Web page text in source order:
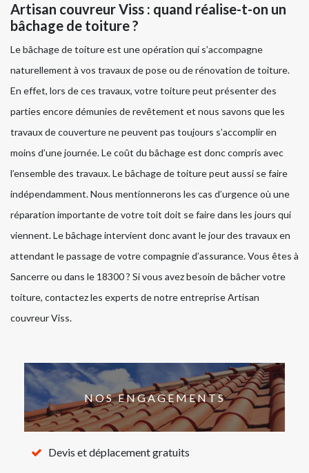
Artisan couvreur Viss : quand réalise-t-on un
bâchage de toiture ?
Le bâchage de toiture est une opération qui s’accompagne
naturellement à vos travaux de pose ou de rénovation de toiture.
En effet, lors de ces travaux, votre toiture peut présenter des
parties encore démunies de revêtement et nous savons que les
travaux de couverture ne peuvent pas toujours s’accomplir en
moins d’une journée. Le coût du bâchage est donc compris avec
l’ensemble des travaux. Le bâchage de toiture peut aussi se faire
indépendamment. Nous mentionnerons les cas d’urgence où une
réparation importante de votre toit doit se faire dans les jours qui
viennent. Le bâchage intervient donc avant le jour des travaux en
attendant le passage de votre compagnie d’assurance. Vous êtes à
Sancerre ou dans le 18300 ? Si vous avez besoin de bâcher votre
toiture, contactez les experts de notre entreprise Artisan
couvreur Viss.
NOS ENGAGEMENTS
Devis et déplacement gratuits